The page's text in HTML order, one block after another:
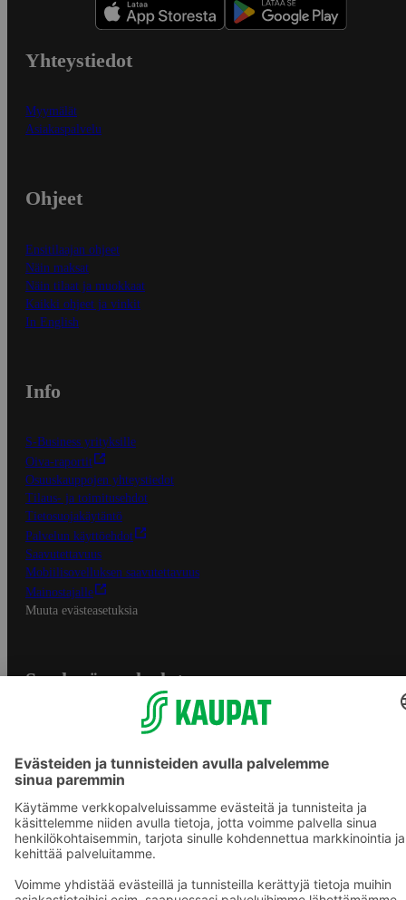
Yhteystiedot
Myymälät
Asiakaspalvelu
Ohjeet
Ensitilaajan ohjeet
Näin maksat
Näin tilaat ja muokkaat
Kaikki ohjeet ja vinkit
In English
Info
S-Business yrityksille
Oiva-raportit
Osuuskauppojen yhteystiedot
Tilaus- ja toimitusehdot
Tietosuojakäytäntö
Palvelun käyttöehdot
Saavutettavuus
Mobiilisovelluksen saavutettavuus
Mainostajalle
Muuta evästeasetuksia
S-ryhmän palvelut
Yhteishyvä Ruoka -sovellus
S-ostoslista -sovellus
Prisma.fi
Sokos.fi
S-Pankki
Sokos Hotels